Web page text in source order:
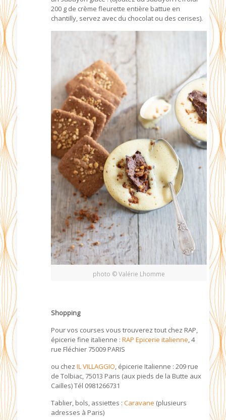
200 g de crème fleurette entière battue en
chantilly, servez avec du chocolat ou des cerises).
photo © Valérie Lhomme
Shopping
Pour vos courses vous trouverez tout chez RAP,
épicerie fine italienne :RAP Epicerie italienne, 4
rue Fléchier 75009 PARIS
ou chezIL VILLAGGIO, épicerie Italienne : 209 rue
de Tolbiac, 75013 Paris (aux pieds de la Butte aux
Cailles) Tél 0981266731
Tablier, bols, assiettes :Caravane (plusieurs
adresses à Paris)